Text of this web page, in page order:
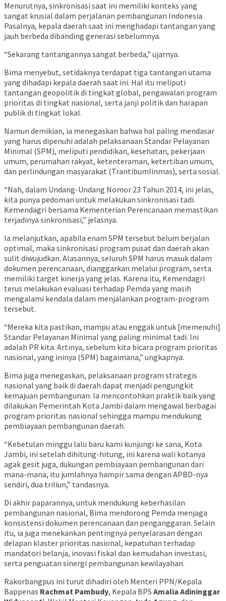
Menurutnya, sinkronisasi saat ini memiliki konteks yang
sangat krusial dalam perjalanan pembangunan Indonesia.
Pasalnya, kepala daerah saat ini menghadapi tantangan yang
jauh berbeda dibanding generasi sebelumnya.
“Sekarang tantangannya sangat berbeda,” ujarnya.
Bima menyebut, setidaknya terdapat tiga tantangan utama
yang dihadapi kepala daerah saat ini. Hal itu meliputi
tantangan geopolitik di tingkat global, pengawalan program
prioritas di tingkat nasional, serta janji politik dan harapan
publik di tingkat lokal.
Namun demikian, ia menegaskan bahwa hal paling mendasar
yang harus dipenuhi adalah pelaksanaan Standar Pelayanan
Minimal (SPM), meliputi pendidikan, kesehatan, pekerjaan
umum, perumahan rakyat, ketenteraman, ketertiban umum,
dan perlindungan masyarakat (Trantibumlinmas), serta sosial.
“Nah, dalam Undang-Undang Nomor 23 Tahun 2014, ini jelas,
kita punya pedoman untuk melakukan sinkronisasi tadi.
Kemendagri bersama Kementerian Perencanaan memastikan
terjadinya sinkronisasi,” jelasnya.
Ia melanjutkan, apabila enam SPM tersebut belum berjalan
optimal, maka sinkronisasi program pusat dan daerah akan
sulit diwujudkan. Alasannya, seluruh SPM harus masuk dalam
dokumen perencanaan, dianggarkan melalui program, serta
memiliki target kinerja yang jelas. Karena itu, Kemendagri
terus melakukan evaluasi terhadap Pemda yang masih
mengalami kendala dalam menjalankan program-program
tersebut.
“Mereka kita pastikan, mampu atau enggak untuk [memenuhi]
Standar Pelayanan Minimal yang paling minimal tadi. Ini
adalah PR kita. Artinya, sebelum kita bicara program prioritas
nasional, yang ininya (SPM) bagaimana,” ungkapnya.
Bima juga menegaskan, pelaksanaan program strategis
nasional yang baik di daerah dapat menjadi pengungkit
kemajuan pembangunan. Ia mencontohkan praktik baik yang
dilakukan Pemerintah Kota Jambi dalam mengawal berbagai
program prioritas nasional sehingga mampu mendukung
pembiayaan pembangunan daerah.
“Kebetulan minggu lalu baru kami kunjungi ke sana, Kota
Jambi, ini setelah dihitung-hitung, ini karena wali kotanya
agak gesit juga, dukungan pembiayaan pembangunan dari
mana-mana, itu jumlahnya hampir sama dengan APBD-nya
sendiri, dua triliun,” tandasnya.
Di akhir paparannya, untuk mendukung keberhasilan
pembangunan nasional, Bima mendorong Pemda menjaga
konsistensi dokumen perencanaan dan penganggaran. Selain
itu, ia juga menekankan pentingnya penyelarasan dengan
delapan klaster prioritas nasional, kepatuhan terhadap
mandatori belanja, inovasi fiskal dan kemudahan investasi,
serta penguatan sinergi pembangunan kewilayahan.
Rakorbangpus ini turut dihadiri oleh Menteri PPN/Kepala
Bappenas Rachmat Pambudy, Kepala BPS Amalia Adininggar